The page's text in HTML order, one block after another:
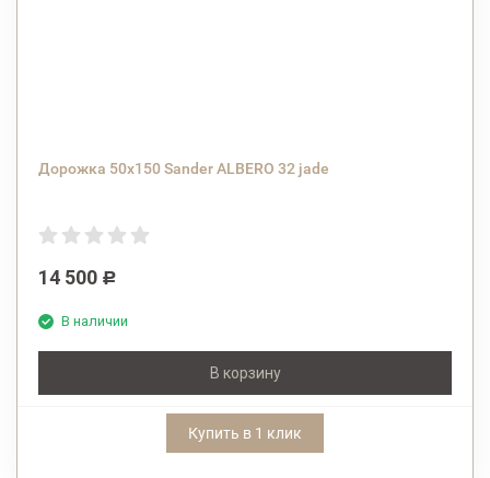
Дорожка 50х150 Sander ALBERO 32 jade
14 500 Р
В наличии
В корзину
Купить в 1 клик